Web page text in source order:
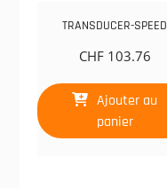
TRANSDUCER-SPEED
CHF103.76
Ajouter au
panier